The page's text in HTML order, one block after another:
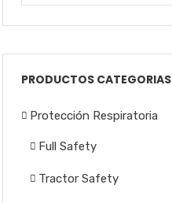
PRODUCTOS CATEGORIAS
Protección Respiratoria
Full Safety
Tractor Safety